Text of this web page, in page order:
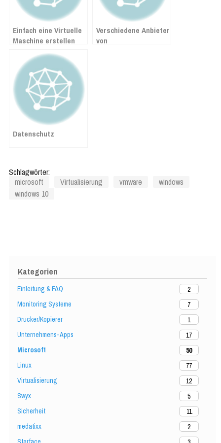
Kategorien
Einleitung & FAQ
2
Monitoring Systeme
7
Drucker/Kopierer
1
Unternehmens-Apps
17
Microsoft
50
Linux
77
Virtualisierung
12
Swyx
5
Sicherheit
11
medatixx
2
Einfach eine Virtuelle
Maschine erstellen
Verschiedene Anbieter
von
Datenschutz
Schlagwörter:
microsoft
Virtualisierung vmware
windows
windows 10